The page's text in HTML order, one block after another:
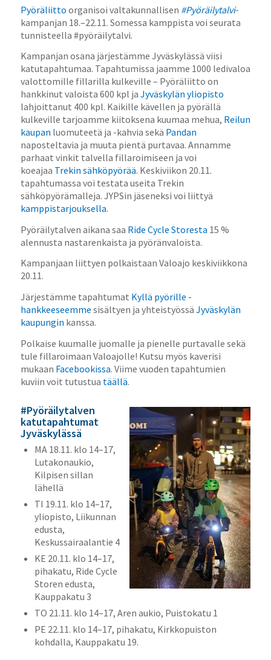
Pyöräliitto organisoi valtakunnallisen #Pyöräilytalvi-
kampanjan 18.–22.11. Somessa kamppista voi seurata
tunnisteella #pyöräilytalvi.
Kampanjan osana järjestämme Jyväskylässä viisi
katutapahtumaa. Tapahtumissa jaamme 1000 ledivaloa
valottomille fillarilla kulkeville – Pyöräliitto on
hankkinut valoista 600 kpl ja Jyväskylän yliopisto
lahjoittanut 400 kpl. Kaikille kävellen ja pyörällä
kulkeville tarjoamme kiitoksena kuumaa mehua, Reilun
kaupan luomuteetä ja -kahvia sekä Pandan
naposteltavia ja muuta pientä purtavaa. Annamme
parhaat vinkit talvella fillaroimiseen ja voi
koeajaa Trekin sähköpyörää. Keskiviikon 20.11.
tapahtumassa voi testata useita Trekin
sähköpyörämalleja. JYPSin jäseneksi voi liittyä
kamppistarjouksella.
Pyöräilytalven aikana saa Ride Cycle Storesta 15 %
alennusta nastarenkaista ja pyöränvaloista.
Kampanjaan liittyen polkaistaan Valoajo keskiviikkona
20.11.
Järjestämme tapahtumat Kyllä pyörille -
hankkeeseemme sisältyen ja yhteistyössä Jyväskylän
kaupungin kanssa.
Polkaise kuumalle juomalle ja pienelle purtavalle sekä
tule fillaroimaan Valoajolle! Kutsu myös kaverisi
mukaan Facebookissa. Viime vuoden tapahtumien
kuviin voit tutustua täällä.
#Pyöräilytalven
katutapahtumat
Jyväskylässä
MA 18.11. klo 14–17,
Lutakonaukio,
Kilpisen sillan
lähellä
TI 19.11. klo 14–17,
yliopisto, Liikunnan
edusta,
Keskussairaalantie 4
KE 20.11. klo 14–17,
pihakatu, Ride Cycle
Storen edusta,
Kauppakatu 3
TO 21.11. klo 14–17, Aren aukio, Puistokatu 1
PE 22.11. klo 14–17, pihakatu, Kirkkopuiston
kohdalla, Kauppakatu 19.